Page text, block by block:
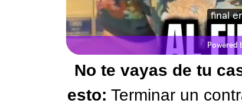
No te vayas de tu
esto: Terminar un